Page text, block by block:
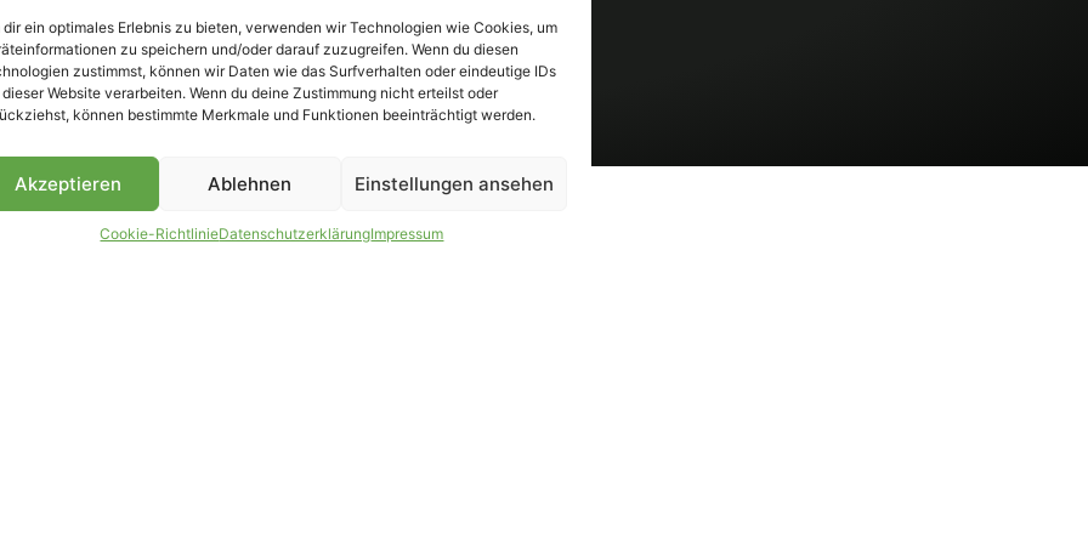
dir ein optimales Erlebnis zu bieten, verwenden wir Technologien wie Cookies, um
zu speichern und/oder darauf zuzugreifen. Wenn du diesen
zustimmst, können wir Daten wie das Surfverhalten oder eindeutige IDs
Website verarbeiten. Wenn du deine Zustimmung nicht erteilst oder
können bestimmte Merkmale und Funktionen beeinträchtigt werden.
Akzeptieren Ablehnen Einstellungen ansehen
Cookie-RichtlinieDatenschutzerklärungImpressum